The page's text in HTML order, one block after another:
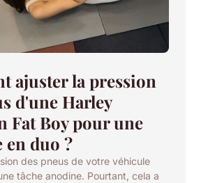
ajuster la pression
d'une Harley
Fat Boy pour une
duo ?
des pneus de votre véhicule
tâche anodine. Pourtant, cela a